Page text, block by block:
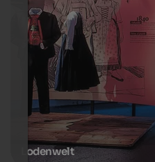
Lodenwelt